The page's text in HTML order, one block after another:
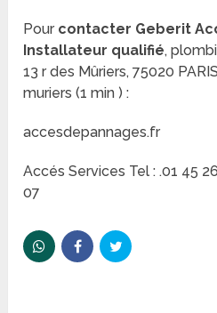
Pour contacter Geberit
Installateur qualifié,
13 r des Mûriers, 75020 PARIS
muriers (1 min ) :
accesdepannages.fr
Accés Services Tel : .01 45
07